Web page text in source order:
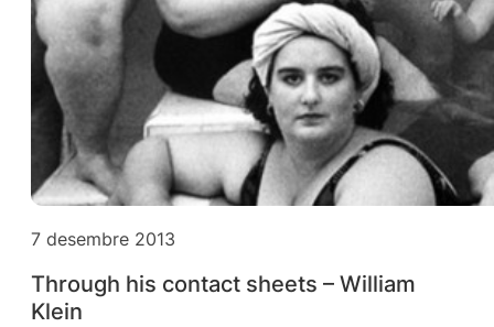
7 desembre 2013
Through his contact sheets – William
Klein